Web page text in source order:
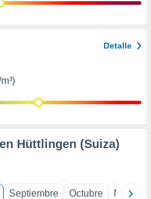
Detalle
Hüttlingen (Suiza)
Septiembre Octubre